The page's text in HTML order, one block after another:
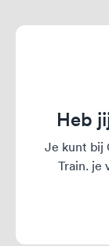
Heb
Je kunt bij
Train. je